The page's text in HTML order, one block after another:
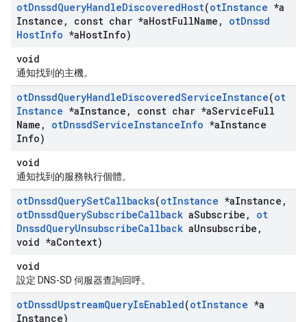
otDnssdQueryHandleDiscoveredHost(otInstance *a
Instance , const char *aHostFullName , otDnssd
HostInfo *aHostInfo)
void
通知找到的主機。
otDnssdQueryHandleDiscoveredServiceInstance(ot
Instance *aInstance , const char *aServiceFull
Name , otDnssdServiceInstanceInfo *aInstance
Info)
void
通知找到的服務執行個體。
otDnssdQuerySetCallbacks(otInstance *aInstance ,
otDnssdQuerySubscribeCallback aSubscribe ,
ot
DnssdQueryUnsubscribeCallback aUnsubscribe ,
void *aContext)
void
設定 DNS-SD 伺服器查詢回呼。
otDnssdUpstreamQueryIsEnabled(otInstance *a
Instance)